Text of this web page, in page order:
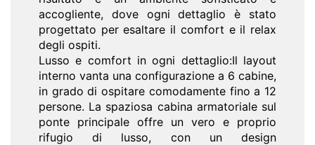
accogliente, dove ogni dettaglio è stato
progettato per esaltare il comfort e il relax
degli ospiti.
Lusso e comfort in ogni dettaglio:Il layout
interno vanta una configurazione a 6 cabine,
in grado di ospitare comodamente fino a 12
persone. La spaziosa cabina armatoriale sul
ponte principale offre un vero e proprio
rifugio di lusso, con un design